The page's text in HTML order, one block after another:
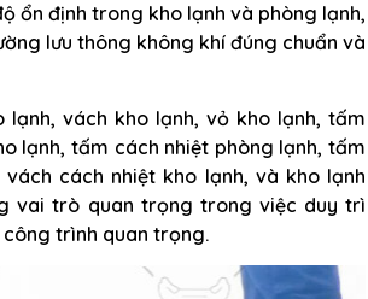
ổn định trong kho lạnh và phòng lạnh,
lưu thông không khí đúng chuẩn và
lạnh, vách kho lạnh, vỏ kho lạnh, tấm
lạnh, tấm cách nhiệt phòng lạnh, tấm
cách nhiệt kho lạnh, và kho lạnh
vai trò quan trọng trong việc duy trì
trình quan trọng.